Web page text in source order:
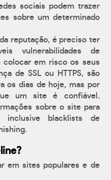
sociais podem trazer
sobre um determinado
reputação, é preciso ter
vulnerabilidades de
colocar em risco os seus
de SSL ou HTTPS, são
os dias de hoje, mas por
um site é confiável.
sobre o site para
blacklists de
em sites populares e de